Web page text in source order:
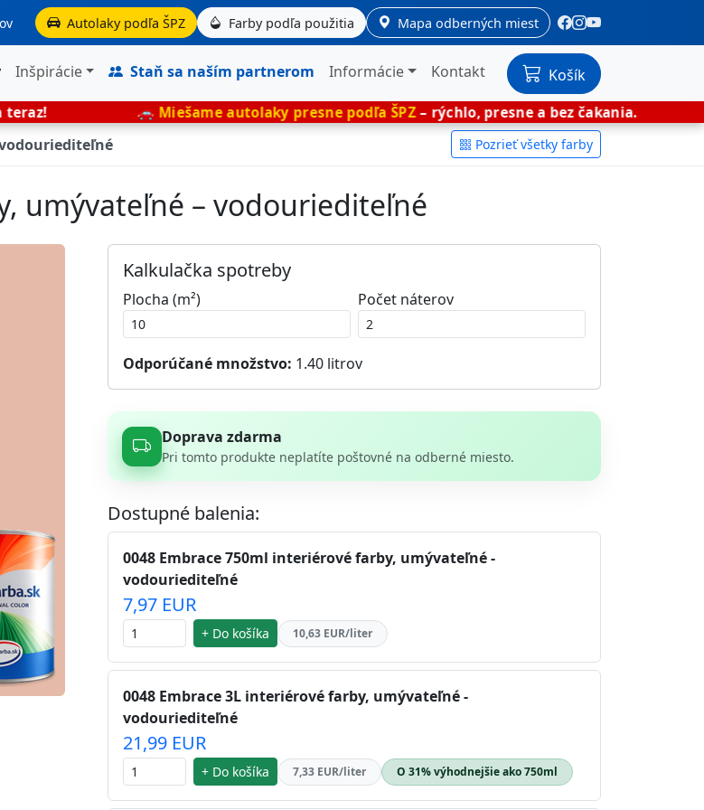
Autolaky podľa ŠPZ Farby podľa použitia Mapa odberných miest
Inšpirácie Staň sa naším partnerom Informácie Kontakt Košík
🚗 Miešame autolaky presne podľa ŠPZ– rýchlo, presne a bez čakania. 🎨
Pozrieť všetky farby
umývateľné – vodouriediteľné
Kalkulačka spotreby
Plocha (m²) Počet náterov
Odporúčané množstvo: 1.40 litrov
Doprava zdarma
Pri tomto produkte neplatíte poštovné na odberné miesto.
Dostupné balenia:
0048 Embrace 750ml interiérové farby, umývateľné -
vodouriediteľné
7,97 EUR
+ Do košíka 10,63 EUR/liter
0048 Embrace 3L interiérové farby, umývateľné -
vodouriediteľné
21,99 EUR
+ Do košíka 7,33 EUR/liter O 31% výhodnejšie ako 750ml